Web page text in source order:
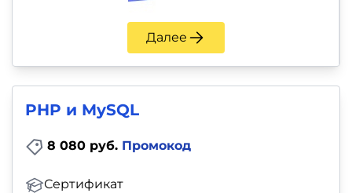
Далее
PHP и MySQL
8 080 руб. Промокод
Сертификат